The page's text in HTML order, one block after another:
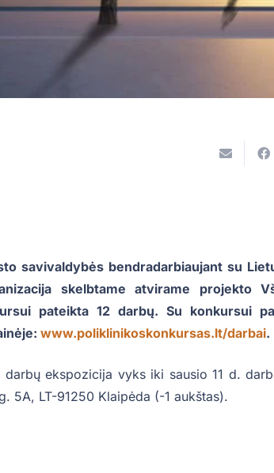
savivaldybės bendradarbiaujant su
skelbtame atvirame projekto
pateikta 12 darbų. Su konkursui
www.poliklinikoskonkursas.lt/darbai.
darbų ekspozicija vyks iki sausio 11 d.
5A, LT-91250 Klaipėda (-1 aukštas).